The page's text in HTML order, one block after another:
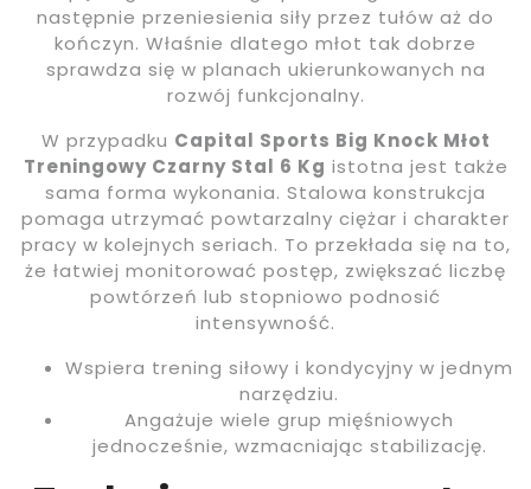
następnie przeniesienia siły przez tułów aż do
kończyn. Właśnie dlatego młot tak dobrze
sprawdza się w planach ukierunkowanych na
rozwój funkcjonalny.
W przypadku Capital Sports Big Knock Młot
Treningowy Czarny Stal 6 Kg istotna jest także
sama forma wykonania. Stalowa konstrukcja
pomaga utrzymać powtarzalny ciężar i charakter
pracy w kolejnych seriach. To przekłada się na to,
że łatwiej monitorować postęp, zwiększać liczbę
powtórzeń lub stopniowo podnosić
intensywność.
Wspiera trening siłowy i kondycyjny w jednym
narzędziu.
Angażuje wiele grup mięśniowych
jednocześnie, wzmacniając stabilizację.